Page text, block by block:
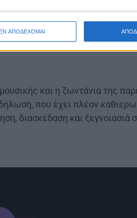
ΑΠΟΔΕΧΟΜΑΙ
και η ζωντάνια της
που έχει πλέον
διασκέδαση και